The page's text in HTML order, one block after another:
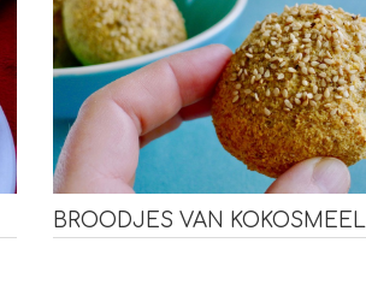
BROODJES VAN KOKOSMEEL